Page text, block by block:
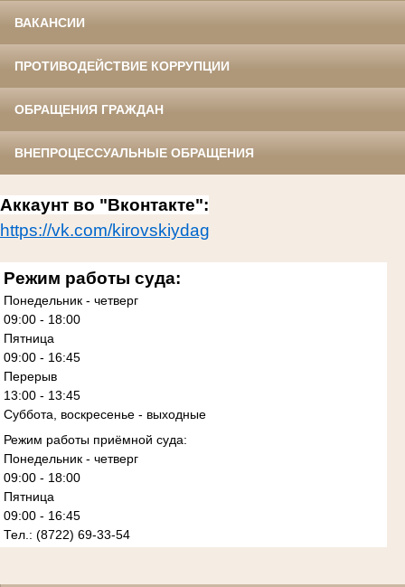
ВАКАНСИИ
ПРОТИВОДЕЙСТВИЕ КОРРУПЦИИ
ОБРАЩЕНИЯ ГРАЖДАН
ВНЕПРОЦЕССУАЛЬНЫЕ ОБРАЩЕНИЯ
Аккаунт во "Вконтакте":
https://vk.com/kirovskiydag
Режим работы суда:
Понедельник - четверг
09:00 - 18:00
Пятница
09:00 - 16:45
Перерыв
13:00 - 13:45
Суббота, воскресенье - выходные
Режим работы приёмной суда:
Понедельник - четверг
09:00 - 18:00
Пятница
09:00 - 16:45
Тел.: (8722) 69-33-54